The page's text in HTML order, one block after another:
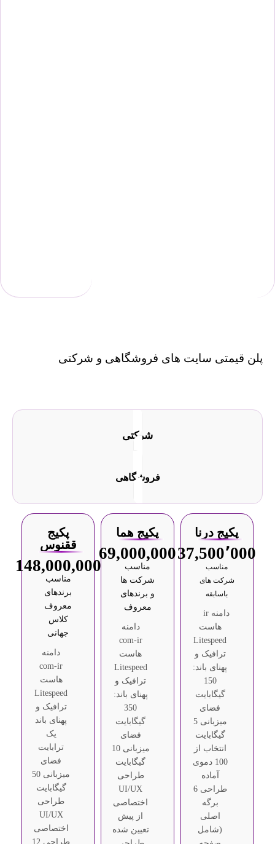
پلن قیمتی سایت های فروشگاهی و شرکتی
شرکتی
فروشگاهی
پکیج درنا
37,500٬000
مناسب
شرکت های
باسابقه
دامنه ir
هاست
Litespeed
ترافیک و
پهنای باند:
150
گیگابایت
فضای
میزبانی 5
گیگابایت
انتخاب از
100 دموی
آماده
طراحی 6
برگه
اصلی
(شامل
پکیج هما
69,000,000
مناسب
شرکت ها
و برندهای
معروف
دامنه
com-ir
هاست
Litespeed
ترافیک و
پهنای باند:
350
گیگابایت
فضای
میزبانی 10
گیگابایت
طراحی
UI/UX
اختصاصی
از پیش
تعیین شده
پکیج
ققنوس
148,000,000
مناسب
برندهای
معروف
کلاس
جهانی
دامنه
com-ir
هاست
Litespeed
ترافیک و
پهنای باند
یک
ترابایت
فضای
میزبانی 50
گیگابایت
طراحی
UI/UX
اختصاصی
طراحی 12